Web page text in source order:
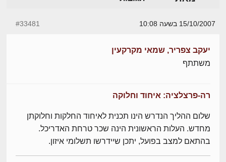
15/10/2007 בשעה 10:08 #33481
יעקב צפריר, שמאי מקרקעין
משתתף
רה-פרצלציה: איחוד וחלוקה
שלום ההליך הנדרש הינו תכנית לאיחוד החלקות וחלוקתן
מחדש. העלות הראשונית הינה שכר טרחת האדריכל.
בהתאם למצב בפועל, יתכן שיידרשו תשלומי איזון.